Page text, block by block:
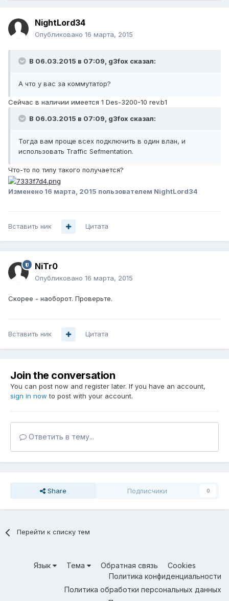
NightLord34
Опубликовано 16 марта, 2015
В 06.03.2015 в 07:09, g3fox сказал:
А что у вас за коммутатор?
Сейчас в наличии имеется 1 Des-3200-10 rev.b1
В 06.03.2015 в 07:09, g3fox сказал:
Тогда вам проще всех подключить в один влан, и
использовать Traffic Sefmentation.
Что-то по типу такого получается?
Изменено 16 марта, 2015 пользователем NightLord34
Вставить ник Цитата
NiTr0
Опубликовано 16 марта, 2015
Скорее - наоборот. Проверьте.
Вставить ник Цитата
Join the conversation
You can post now and register later. If you have an account,
sign in now to post with your account.
Ответить в тему...
Share Подписчики 0
Перейти к списку тем
Язык Тема Обратная связь
Cookies
Политика конфиденциальности
Политика обработки персональных данных